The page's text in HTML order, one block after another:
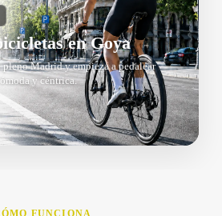
en Goya
pleno Madrid y empieza a pedalear
y céntrica.
FUNCIONA